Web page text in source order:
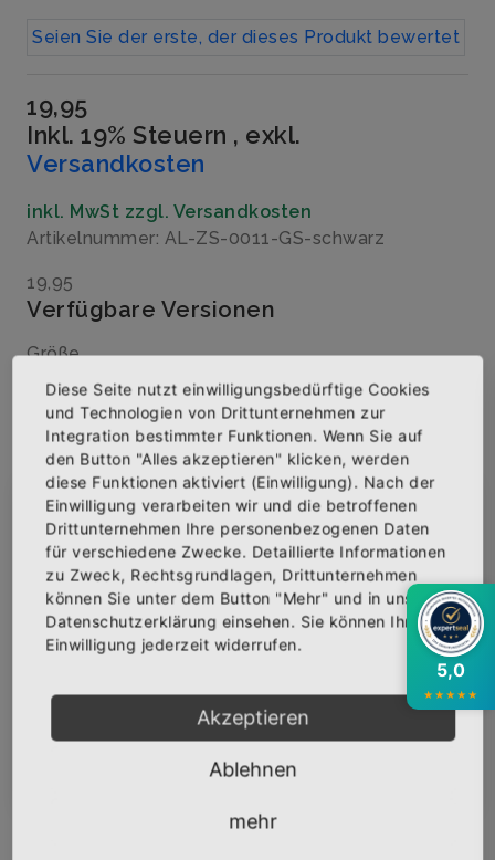
Seien Sie der erste, der dieses Produkt bewertet
19,95
Inkl. 19% Steuern , exkl.
Versandkosten
inkl. MwSt zzgl. Versandkosten
Artikelnummer: AL-ZS-0011-GS-schwarz
19,95
Verfügbare Versionen
Größe
Menge
IN DEN WARENKORB
AUF DIE WUNSCHLISTE
INFOS BEWERTUNGEN
Qualitäts-Girly-Shirt mit hochwertigem
Abonniere jetzt unseren Newsletter
Bekomme die aktuellsten News über neue
Produkte und zudem einen 10% Gutschein für
deine nächste Bestellung.
Abonnieren
Diese Seite nutzt einwilligungsbedürftige Cookies
und Technologien von Drittunternehmen zur
Integration bestimmter Funktionen. Wenn Sie auf
den Button "Alles akzeptieren" klicken, werden
diese Funktionen aktiviert (Einwilligung). Nach der
Einwilligung verarbeiten wir und die betroffenen
Drittunternehmen Ihre personenbezogenen Daten
für verschiedene Zwecke. Detaillierte Informationen
zu Zweck, Rechtsgrundlagen, Drittunternehmen
können Sie unter dem Button "Mehr" und in unserer
Datenschutzerklärung einsehen. Sie können Ihre
Einwilligung jederzeit widerrufen.
Akzeptieren
Ablehnen
mehr
5,0
★★★★★